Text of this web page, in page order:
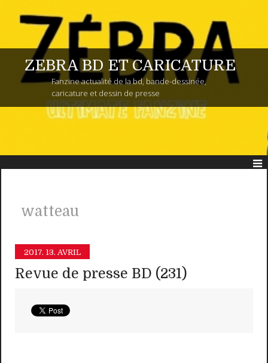
ZEBRA BD ET CARICATURE
Fanzine actualité de la bd, bande-dessinée,
caricature et dessin de presse
watteau
2017. 13. AVRIL
Revue de presse BD (231)